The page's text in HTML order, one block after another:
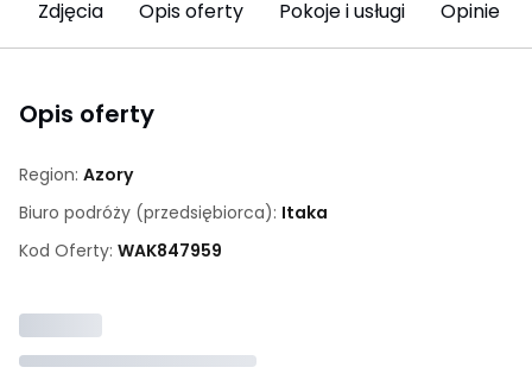
Zdjęcia Opis oferty Pokoje i usługi Opinie
Opis oferty
Region: Azory
Biuro podróży (przedsiębiorca): Itaka
Kod Oferty: WAK847959